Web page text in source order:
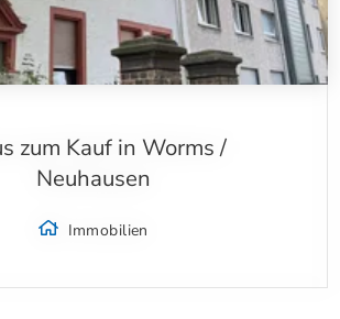
zum Kauf in Worms /
Neuhausen
Immobilien